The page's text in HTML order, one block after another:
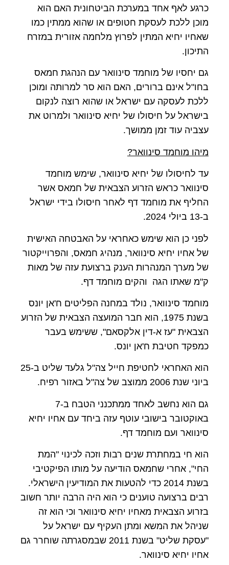
כרגע לאף אחד במערכת הביטחונית האם הוא
מוכן ללכת לעסקת חטופים או שהוא ממתין כמו
שאחיו יחיא המתין לפרוץ מלחמה אזורית במזרח
התיכון.
גם יחסיו של מוחמד סינוואר עם הנהגת חמאס
בחו"ל אינם ברורים, האם הוא סר למרותה ומוכן
ללכת לעסקה עם ישראל או שהוא רוצה לנקום
בישראל על חיסולו של יחיא סינוואר ולמרוט את
עצביה עוד זמן ממושך.
מיהו מוחמד סינוואר?
עד לחיסולו של יחיא סינוואר, שימש מוחמד
סינוואר כראש הזרוע הצבאית של חמאס אשר
החליף את מוחמד דף לאחר חיסולו בידי ישראל
ב-13 ביולי 2024.
לפני כן הוא שימש כאחראי על האבטחה האישית
של אחיו יחיא סינוואר, מנהיג חמאס, והפרוייקטור
של מערך המנהרות הענק ברצועת עזה של מאות
ק"מ שאתו הגה והקים מוחמד דף.
מוחמד סינוואר, נולד במחנה הפליטים ח'אן יונס
בשנת 1975, הוא חבר המועצה הצבאית של הזרוע
הצבאית "עז א-דין אלקסאם", ששימש בעבר
כמפקד חטיבת ח'אן יונס.
הוא האחראי לחטיפת חייל צה"ל גלעד שליט ב-25
ביוני שנת 2006 ממוצב של צה"ל באזור רפיח.
גם הוא נחשב לאחד ממתכנני הטבח ב-7
באוקטובר בישובי עוטף עזה ביחד עם אחיו יחיא
סינוואר ועם מוחמד דף.
הוא חי במחתרת שנים רבות וזכה לכינוי "המת
החי", אחרי שחמאס הודיעה על מותו הפיקטיבי
בשנת 2014 כדי להטעות את המודיעין הישראלי.
רבים ברצועה טוענים כי הוא היה הרבה יותר חשוב
בזרוע הצבאית מאחיו יחיא סינוואר וכי הוא זה
שניהל את המשא ומתן העקיף עם ישראל על
"עסקת שליט" בשנת 2011 שבמסגרתה שוחרר גם
אחיו יחיא סינוואר.